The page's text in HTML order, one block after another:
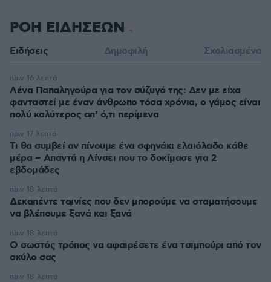
ΡΟΗ ΕΙΔΗΣΕΩΝ
Ειδήσεις Δημοφιλή Σχολιασμένα
Λένα Παπαληγούρα για τον σύζυγό της: Δεν με είχα
φανταστεί με έναν άνθρωπο τόσα χρόνια, ο γάμος είναι
πολύ καλύτερος απ’ ό,τι περίμενα
πριν 16 λεπτά
Τι θα συμβεί αν πίνουμε ένα σφηνάκι ελαιόλαδο κάθε
μέρα – Απαντά η Λίνσει που το δοκίμασε για 2
εβδομάδες
πριν 17 λεπτά
Δεκαπέντε ταινίες που δεν μπορούμε να σταματήσουμε
να βλέπουμε ξανά και ξανά
πριν 18 λεπτά
Ο σωστός τρόπος να αφαιρέσετε ένα τσιμπούρι από τον
σκύλο σας
πριν 18 λεπτά
πριν 18 λεπτά